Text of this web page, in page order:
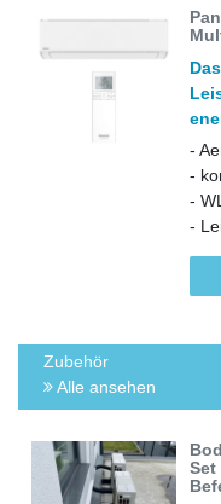
-
-
-
-
Zubehör
Alle ansehen